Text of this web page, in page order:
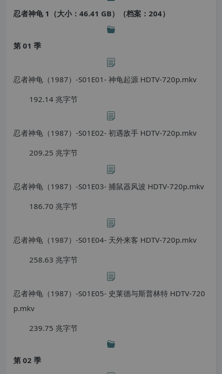
忍者神龟 1（大小：46.41 GB）（档案：204）
第 01 季
忍者神龟（1987）-S01E01- 神龟起源 HDTV-720p.mkv
192.14 兆字节
忍者神龟（1987）-S01E02- 初遇敌手 HDTV-720p.mkv
209.25 兆字节
忍者神龟（1987）-S01E03- 捕鼠器风波 HDTV-720p.mkv
186.70 兆字节
忍者神龟（1987）-S01E04- 天外来客 HDTV-720p.mkv
258.63 兆字节
忍者神龟（1987）-S01E05- 史莱德与斯普林特 HDTV-720
p.mkv
239.75 兆字节
第 02 季